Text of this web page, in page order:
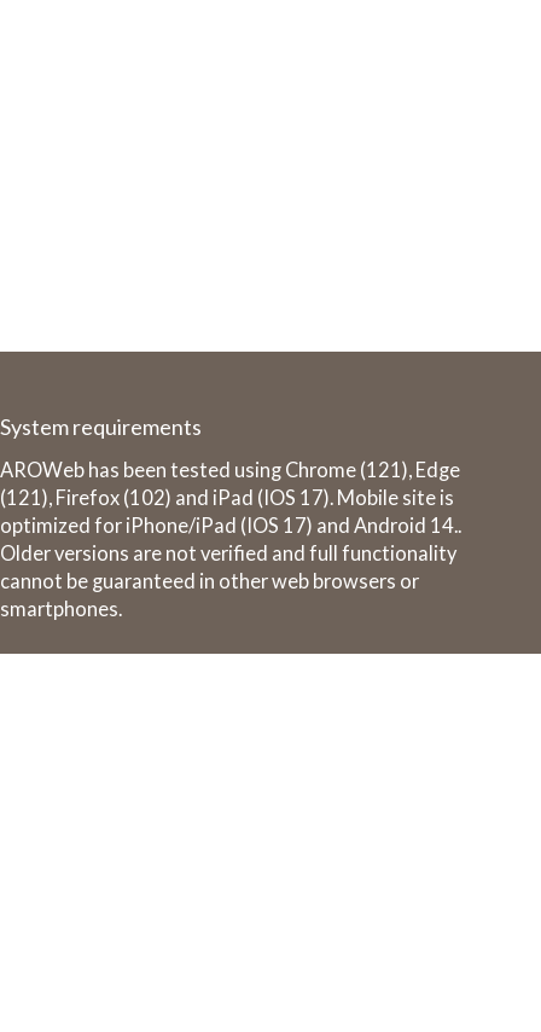
System requirements
AROWeb has been tested using Chrome (121), Edge
(121), Firefox (102) and iPad (IOS 17). Mobile site is
optimized for iPhone/iPad (IOS 17) and Android 14..
Older versions are not verified and full functionality
cannot be guaranteed in other web browsers or
smartphones.